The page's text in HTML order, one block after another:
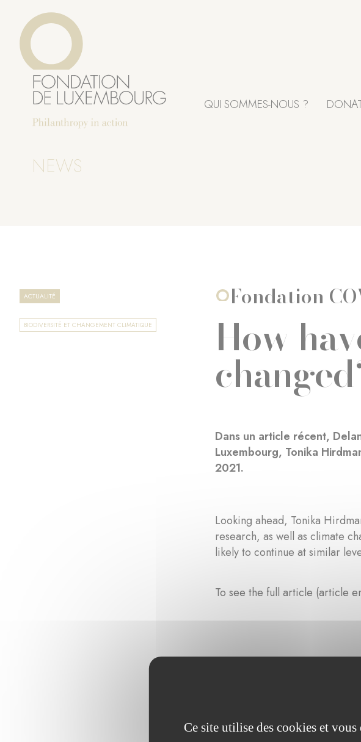
contenu
principal
QUI SOMMES-NOUS ?
NEWS
ACTUALITÉ
BIODIVERSITÉ ET CHANGEMENT CLIMATIQUE
Fondation
How
Dans un article récent,
Luxembourg, Tonika
2021.
Looking ahead, Tonika
research, as well as climate
likely to continue at similar
To see the full article (article
Ce site utilise des cookies et